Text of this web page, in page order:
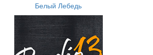
Белый Лебедь